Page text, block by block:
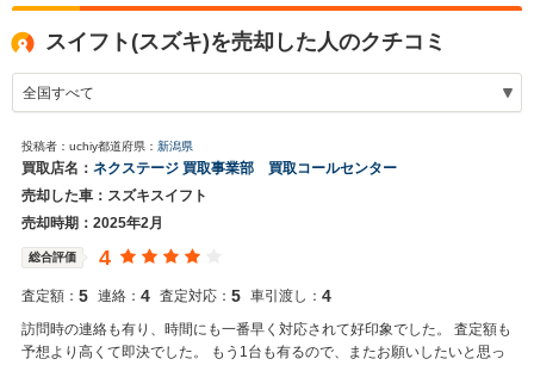
スイフト(スズキ)を売却した人のクチコミ
投稿者：uchiy都道府県： 新潟県
買取店名： ネクステージ 買取事業部 買取コールセンター
売却した車：スズキスイフト
売却時期：2025年2月
総合評価 4
査定額： 5 連絡： 4 査定対応： 5 車引渡し： 4
訪問時の連絡も有り、時間にも一番早く対応されて好印象でした。 査定額も
予想より高くて即決でした。 もう1台も有るので、またお願いしたいと思っ